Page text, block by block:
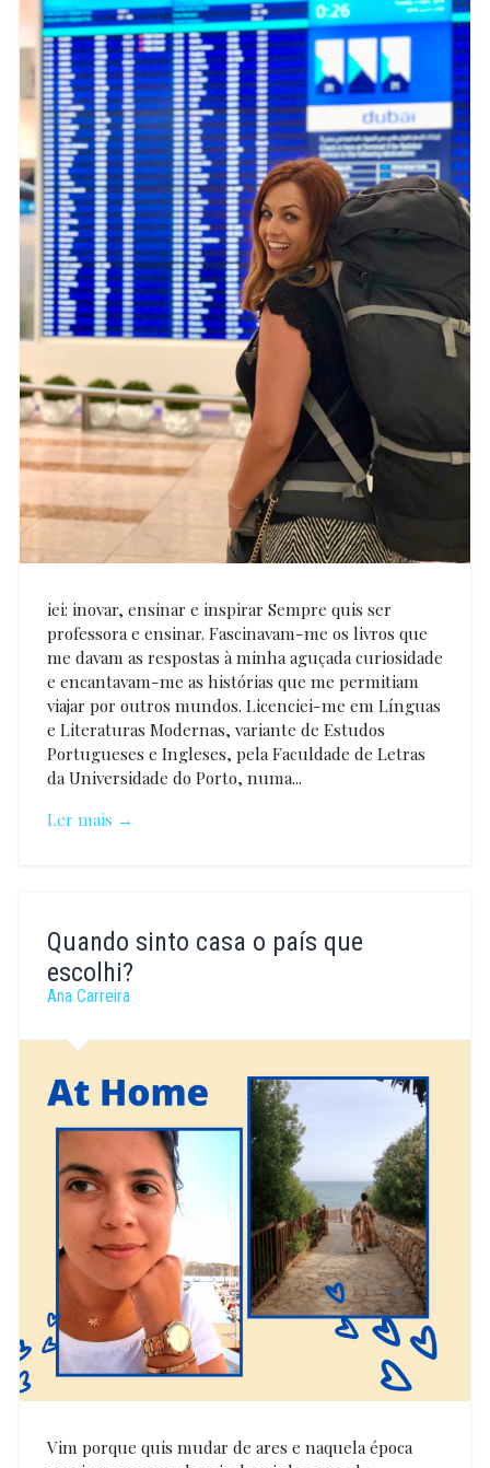
iei: inovar, ensinar e inspirar Sempre quis ser
professora e ensinar. Fascinavam-me os livros que
me davam as respostas à minha aguçada curiosidade
e encantavam-me as histórias que me permitiam
viajar por outros mundos. Licenciei-me em Línguas
e Literaturas Modernas, variante de Estudos
Portugueses e Ingleses, pela Faculdade de Letras
da Universidade do Porto, numa...
Ler mais →
Soares
Quando sinto casa o país que
escolhi?
Ana Carreira
Vim porque quis mudar de ares e naquela época